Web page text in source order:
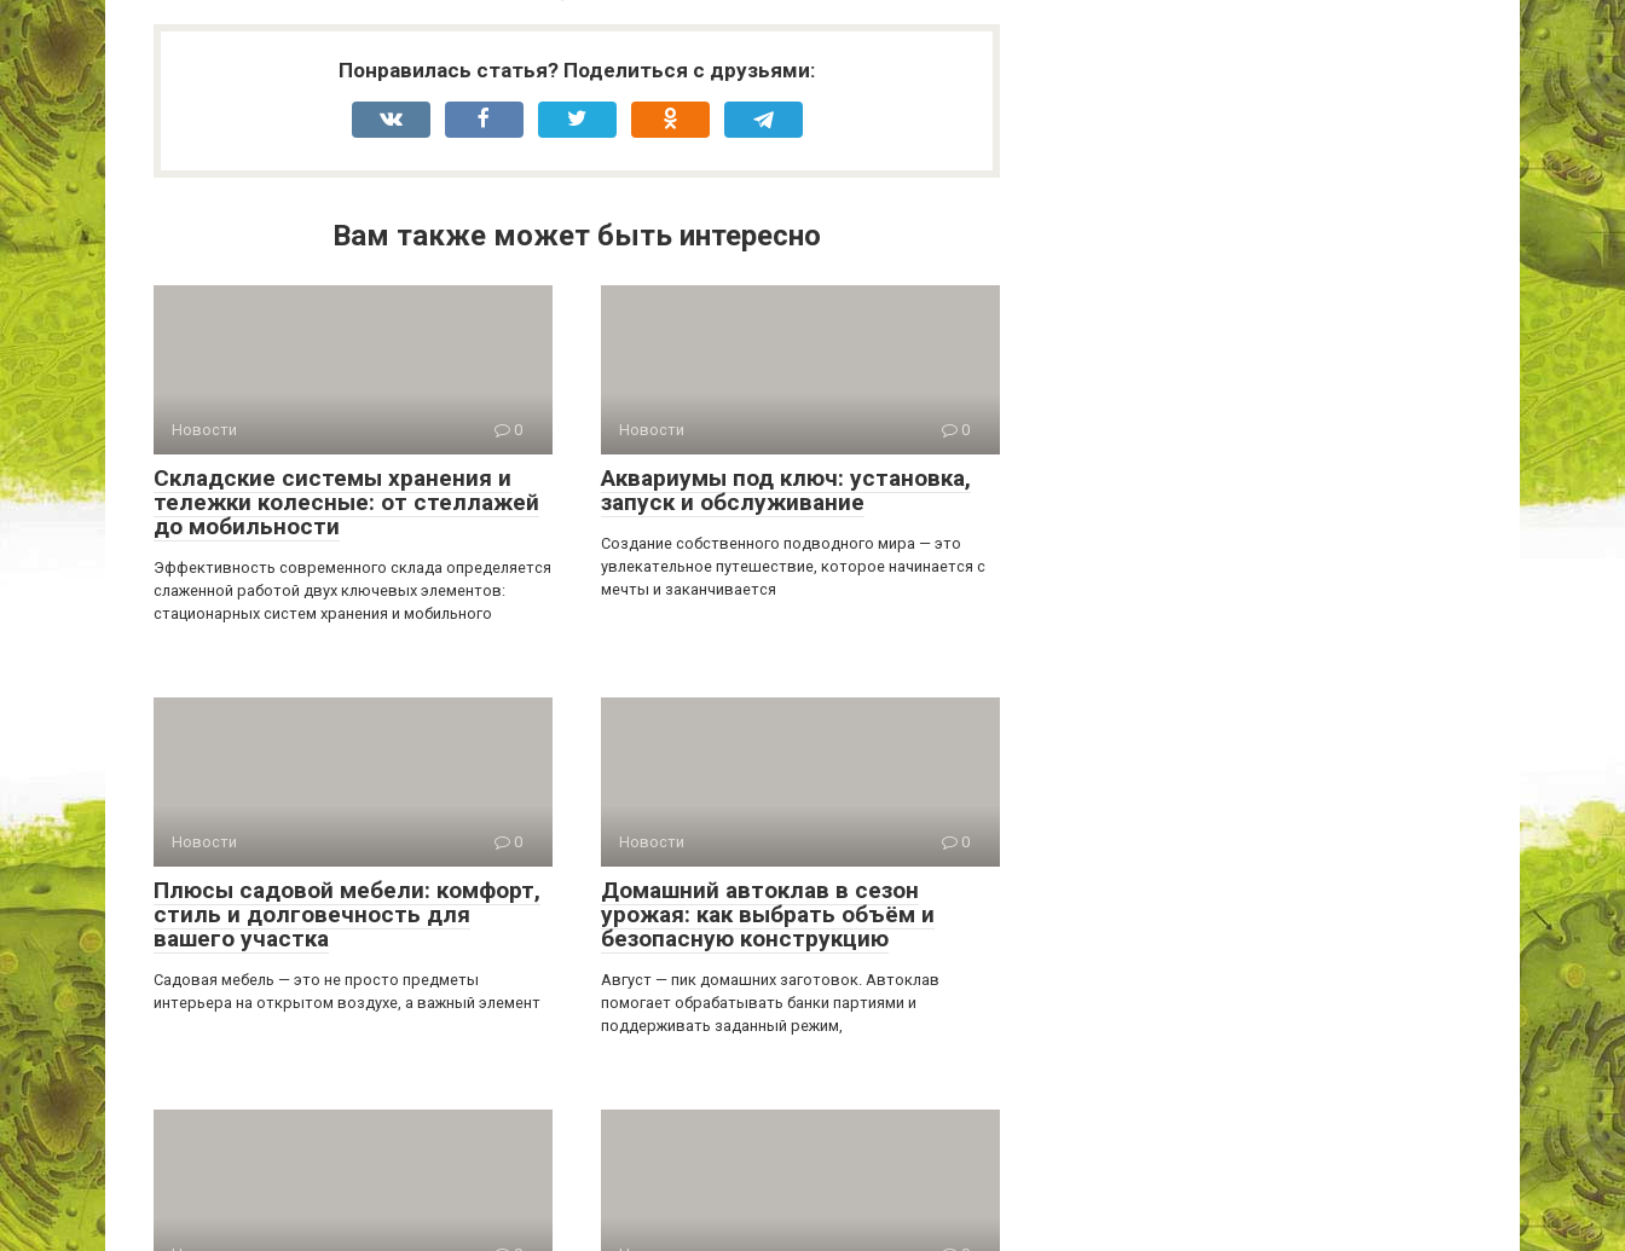
Понравилась статья? Поделиться с друзьями:
Вам также может быть интересно
Новости 0
Складские системы хранения и
тележки колесные: от стеллажей
до мобильности
Эффективность современного склада определяется
слаженной работой двух ключевых элементов:
стационарных систем хранения и мобильного
Новости 0
Аквариумы под ключ: установка,
запуск и обслуживание
Создание собственного подводного мира — это
увлекательное путешествие, которое начинается с
мечты и заканчивается
Новости 0
Плюсы садовой мебели: комфорт,
стиль и долговечность для
вашего участка
Садовая мебель — это не просто предметы
интерьера на открытом воздухе, а важный элемент
Новости 0
Домашний автоклав в сезон
урожая: как выбрать объём и
безопасную конструкцию
Август — пик домашних заготовок. Автоклав
помогает обрабатывать банки партиями и
поддерживать заданный режим,